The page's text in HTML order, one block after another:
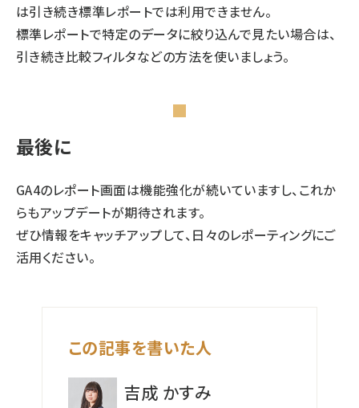
は引き続き標準レポートでは利用できません。
標準レポートで特定のデータに絞り込んで見たい場合は、
引き続き比較フィルタなどの方法を使いましょう。
最後に
GA4のレポート画面は機能強化が続いていますし、これか
らもアップデートが期待されます。
ぜひ情報をキャッチアップして、日々のレポーティングにご
活用ください。
この記事を書いた人
吉成 かすみ